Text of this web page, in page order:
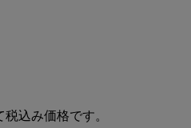
込み価格です。